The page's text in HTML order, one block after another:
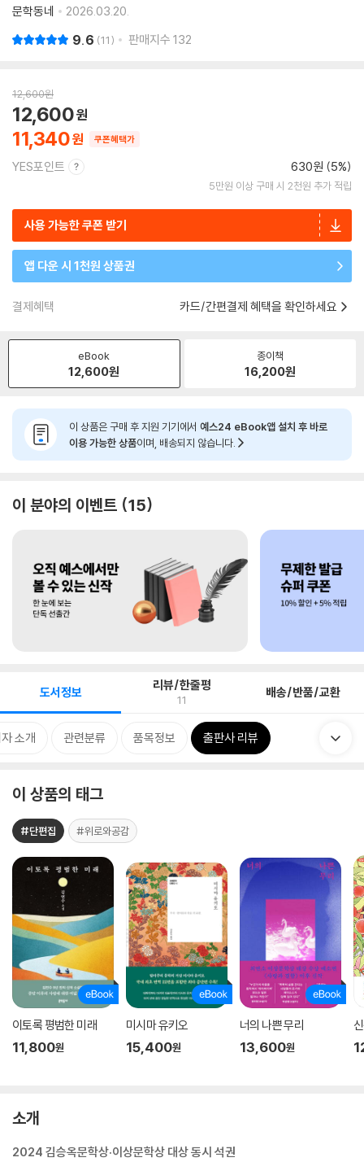
문학동네
2026.03.20.
9.6 11 판매지수 132
12,600원
11,340
12,600
쿠폰혜택가
YES포인트 630원 (5%)
5만원 이상 구매 시 2천원 추가 적립
사용 가능한 쿠폰 받기
앱 다운 시 1천원 상품권
결제혜택 카드/간편결제 혜택을 확인하세요
eBook
12,600원
종이책
16,200원
이 상품은 구매 후 지원 기기에서 예스24 eBook앱 설치 후 바로
이용 가능한 상품이며, 배송되지 않습니다.
이 분야의 이벤트 15
도서정보 리뷰/한줄평
11 배송/반품/교환
소개 관련분류 품목정보 출판사 리뷰
이 상품의 태그
#단편집 #위로와공감
이토록 평범한 미래
11,800원
미시마 유키오
15,400원
너의 나쁜 무리
13,600원
소개
2024 김승옥문학상·이상문학상 대상 동시 석권